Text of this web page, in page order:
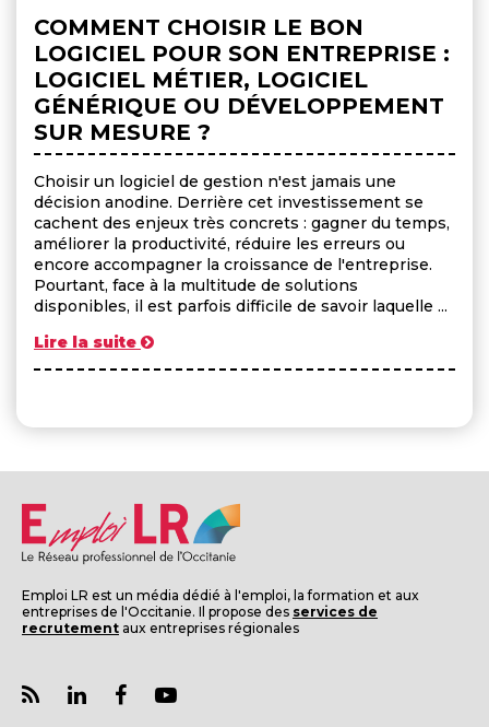
COMMENT CHOISIR LE BON
LOGICIEL POUR SON ENTREPRISE :
LOGICIEL MÉTIER, LOGICIEL
GÉNÉRIQUE OU DÉVELOPPEMENT
SUR MESURE ?
Choisir un logiciel de gestion n'est jamais une
décision anodine. Derrière cet investissement se
cachent des enjeux très concrets : gagner du temps,
améliorer la productivité, réduire les erreurs ou
encore accompagner la croissance de l'entreprise.
Pourtant, face à la multitude de solutions
disponibles, il est parfois difficile de savoir laquelle ...
Lire la suite
Emploi LR est un média dédié à l'emploi, la formation et aux
entreprises de l'Occitanie. Il propose des services de
recrutement aux entreprises régionales